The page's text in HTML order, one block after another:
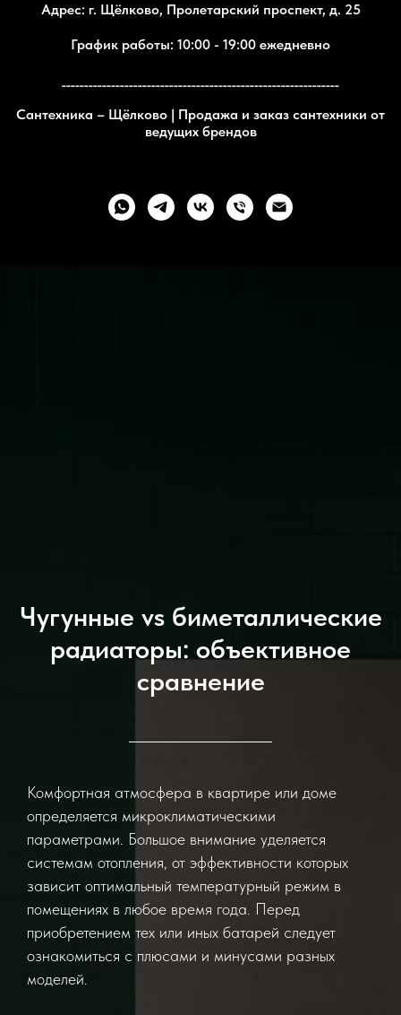
Адрес: г. Щёлково, Пролетарский проспект, д. 25
График работы: 10:00 - 19:00 ежедневно
Сантехника – Щёлково | Продажа и заказ сантехники от
ведущих брендов
Чугунные vs биметаллические
радиаторы: объективное
сравнение
Комфортная атмосфера в квартире или доме
определяется микроклиматическими
параметрами. Большое внимание уделяется
системам отопления, от эффективности которых
зависит оптимальный температурный режим в
помещениях в любое время года. Перед
приобретением тех или иных батарей следует
ознакомиться с плюсами и минусами разных
моделей.